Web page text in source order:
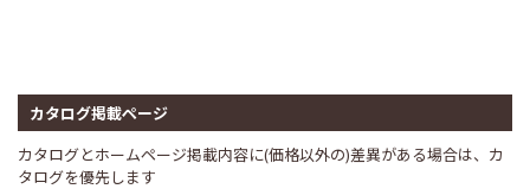
カタログ掲載ページ
カタログとホームページ掲載内容に(価格以外の)差異がある場合は、カ
タログを優先します